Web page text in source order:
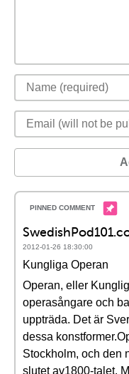
2012-01-26 18:30:00
Kungliga Operan
Operan, eller
operasångare och
uppträda. Det är
dessa
Stockholm, och den
slutet av1800-talet.